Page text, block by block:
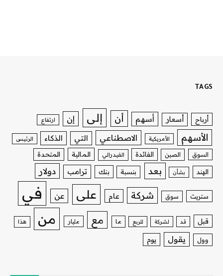
TAGS
أرباح أسعار أسهم أن إلى إن ارتفاع
الأسهم الأمريكية الاصطناعي التي الذكاء الرئيس
السوق الصين الفائدة الفيدرالي المالية المتحدة
الهند بشأن بعد بنسبة بنك ترامب دولار
ستريت سوق شركة عام على عن في
قبل قد لشركة للربع ما مع مليار من هذا
وول يقول يوم